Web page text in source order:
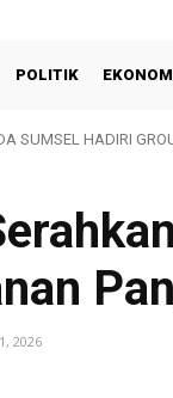
POLITIK
SUMSEL HADIRI
Satbrimob
2026